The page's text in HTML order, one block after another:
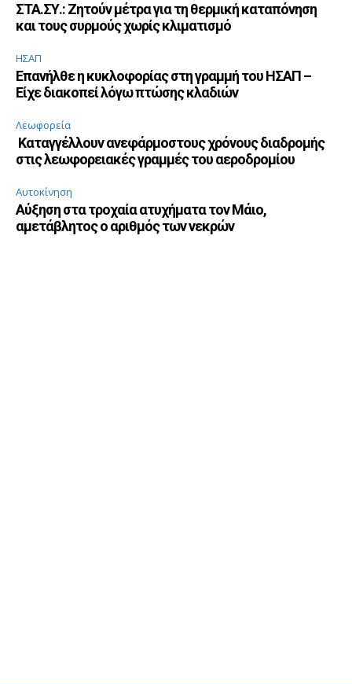
ΣΤΑ.ΣΥ.: Ζητούν μέτρα για τη θερμική καταπόνηση
και τους συρμούς χωρίς κλιματισμό
ΗΣΑΠ
Επανήλθε η κυκλοφορίας στη γραμμή του ΗΣΑΠ –
Είχε διακοπεί λόγω πτώσης κλαδιών
Λεωφορεία
Καταγγέλλουν ανεφάρμοστους χρόνους διαδρομής
στις λεωφορειακές γραμμές του αεροδρομίου
Αυτοκίνηση
Αύξηση στα τροχαία ατυχήματα τον Μάιο,
αμετάβλητος ο αριθμός των νεκρών